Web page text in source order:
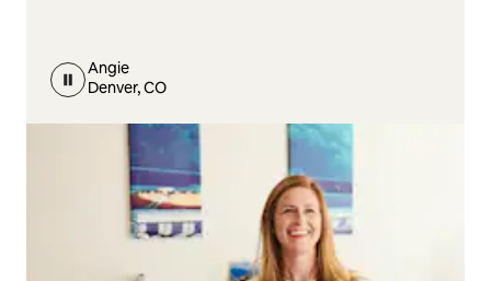
Angie
Denver, CO